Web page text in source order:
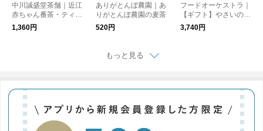
中川誠盛堂茶舗｜近江
赤ちゃん番茶・ティー
バッグ
1,360円
ありがとんぼ農園｜あ
りがとんぼ農園の麦茶
520円
フードオーケストラ｜
【ギフト】やさいのカ
リカリとジュースのセ
ット
3,740円
もっと見る